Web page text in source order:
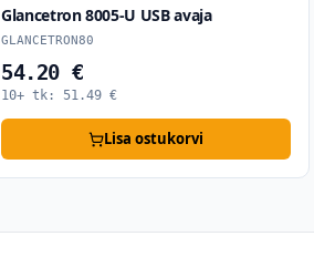
Glancetron 8005-U USB avaja
GLANCETRON80
54.20 €
10+ tk: 51.49 €
Lisa ostukorvi